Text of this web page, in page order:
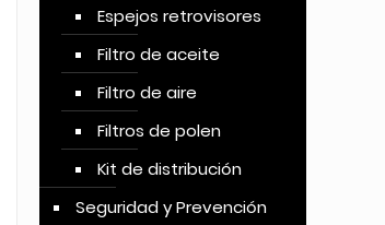
Espejos retrovisores
Filtro de aceite
Filtro de aire
Filtros de polen
Kit de distribución
Seguridad y Prevención